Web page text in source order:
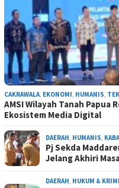
CAKRAWALA, EKONOMI, HUMANIS,
AMSI Wilayah Tanah
Ekosistem Media Digital
DAERAH, HUMANIS,
Pj Sekda
Jelang Akhiri
DAERAH, HUKUM &